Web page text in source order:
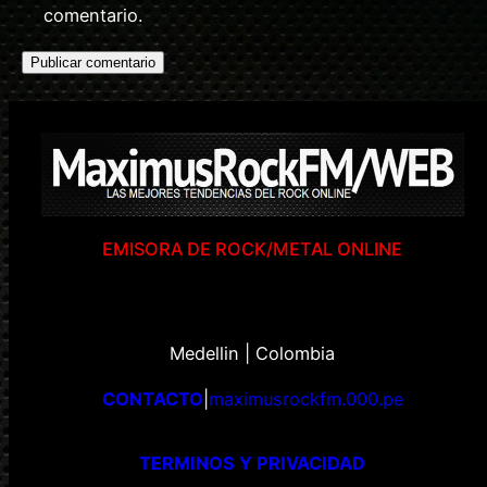
comentario.
EMISORA DE ROCK/METAL ONLINE
Medellin | Colombia
CONTACTO maximusrockfm.000.pe
TERMINOS Y PRIVACIDAD